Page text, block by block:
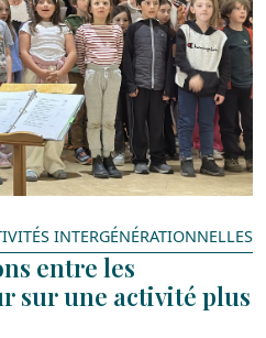
INTER­GÉNÉRATIONNELLES
entre les
sur une activité plus